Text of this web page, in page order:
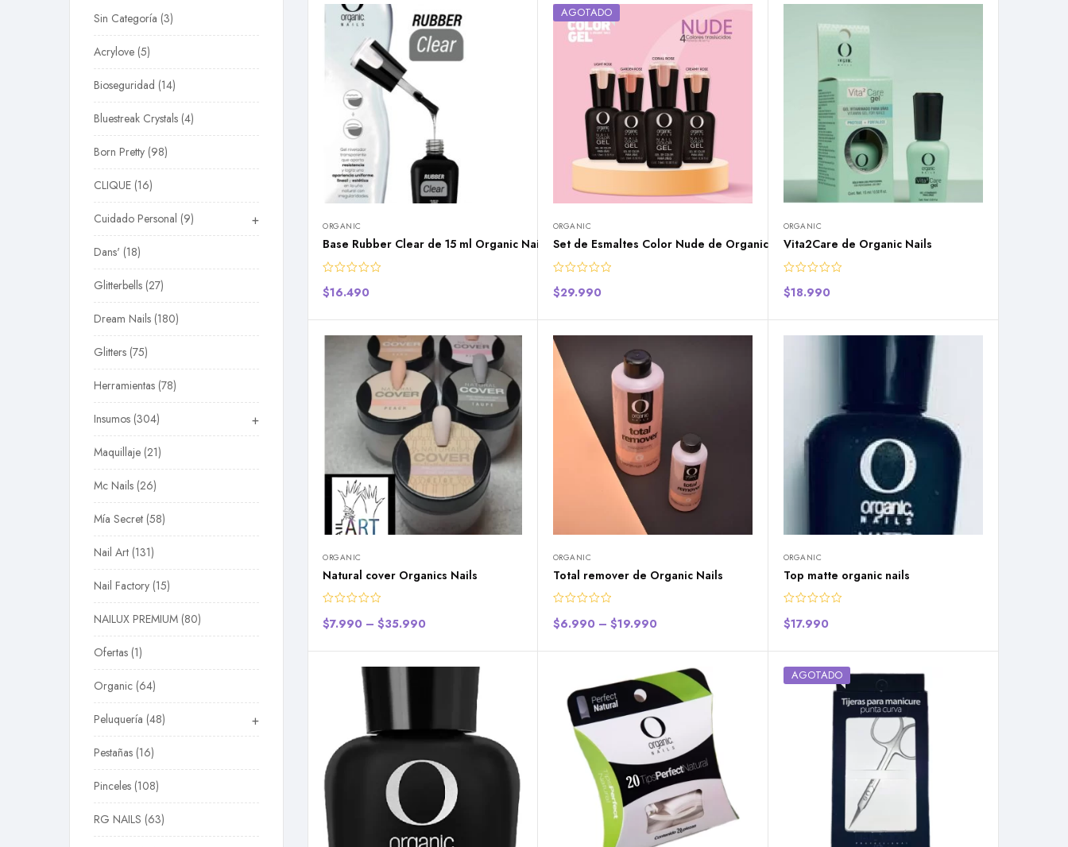
Sin Categoría 3
Acrylove 5
Bioseguridad 14
Bluestreak Crystals 4
Born Pretty 98
CLIQUE 16
+
Cuidado Personal 9
Dans' 18
Glitterbells 27
Dream Nails 180
Glitters 75
Herramientas 78
+
Insumos 304
Maquillaje 21
Mc Nails 26
Mía Secret 58
Nail Art 131
Nail Factory 15
NAILUX PREMIUM 80
Ofertas 1
Organic 64
+
Peluquería 48
Pestañas 16
Pinceles 108
RG NAILS 63
ORGANIC
Base Rubber Clear de 15 ml Organic Nails
$16.490
AGOTADO
ORGANIC
Set de Esmaltes Color Nude de Organic Nails
$29.990
ORGANIC
Vita2Care de Organic Nails
$18.990
ORGANIC
Natural cover Organics Nails
$7.990 – $35.990
ORGANIC
Total remover de Organic Nails
$6.990 – $19.990
ORGANIC
Top matte organic nails
$17.990
AGOTADO